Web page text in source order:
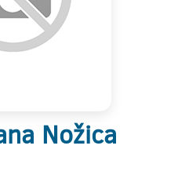
Nožica